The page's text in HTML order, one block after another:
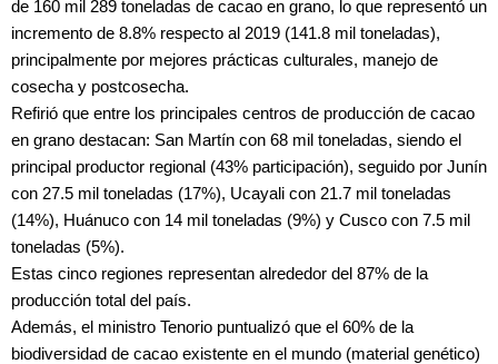
de 160 mil 289 toneladas de cacao en grano, lo que representó un
incremento de 8.8% respecto al 2019 (141.8 mil toneladas),
principalmente por mejores prácticas culturales, manejo de
cosecha y postcosecha.
Refirió que entre los principales centros de producción de cacao
en grano destacan: San Martín con 68 mil toneladas, siendo el
principal productor regional (43% participación), seguido por Junín
con 27.5 mil toneladas (17%), Ucayali con 21.7 mil toneladas
(14%), Huánuco con 14 mil toneladas (9%) y Cusco con 7.5 mil
toneladas (5%).
Estas cinco regiones representan alrededor del 87% de la
producción total del país.
Además, el ministro Tenorio puntualizó que el 60% de la
biodiversidad de cacao existente en el mundo (material genético)